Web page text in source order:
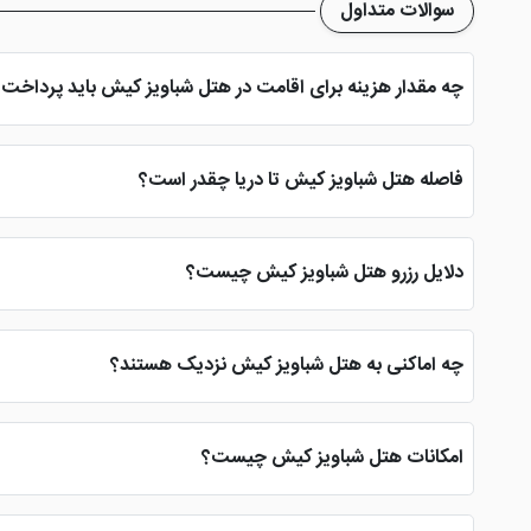
سوالات متداول
چه مقدار هزینه برای اقامت در هتل شباویز کیش باید
هتل شباویز کیش یک هتل قیمت مناسب در کیش است که هزینه هر شب اقامت در آن به 250 هزار تومان تا 500 هزار تومان می رسد. البته
فاصله هتل شباویز کیش تا دریا چقدر است؟
هتل شباویز کیش یکی از هتل های ساحلی در جزیره محسوب می شود که تنها 3 دقیقه تا دریا فاصله دارد. همین امر
دلایل رزرو هتل شباویز کیش چیست؟
یکی از مهم ترین دلایل رزرو هتل شباویز کیش نزدیک بودن آن به
چه اماکنی به هتل شباویز کیش نزدیک هستند؟
هتل 2 ستاره شباویز کیش به دلیل موقعیت مکانی خود به
امکانات هتل شباویز کیش چیست؟
از امکاناتی که در این هتل 2 ستاره کیش تدارک دیده شده می توان به نمازخانه، خدمات روم سرویس، اینترنت در اتاق و لابی، کتری برقی، اتاق چمدان و ... اشاره نمود که با توجه به لول هتل مناسب است.